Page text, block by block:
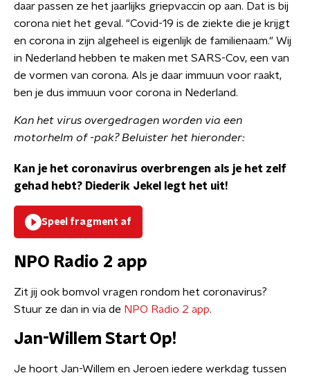
daar passen ze het jaarlijks griepvaccin op aan. Dat is bij
corona niet het geval. "Covid-19 is de ziekte die je krijgt
en corona in zijn algeheel is eigenlijk de familienaam." Wij
in Nederland hebben te maken met SARS-Cov, een van
de vormen van corona. Als je daar immuun voor raakt,
ben je dus immuun voor corona in Nederland.
Kan het virus overgedragen worden via een
motorhelm of -pak? Beluister het hieronder:
Kan je het coronavirus overbrengen als je het zelf
gehad hebt? Diederik Jekel legt het uit!
Speel fragment af
NPO Radio 2 app
Zit jij ook bomvol vragen rondom het coronavirus?
Stuur ze dan in via de NPO Radio 2 app.
Jan-Willem Start Op!
Je hoort Jan-Willem en Jeroen iedere werkdag tussen